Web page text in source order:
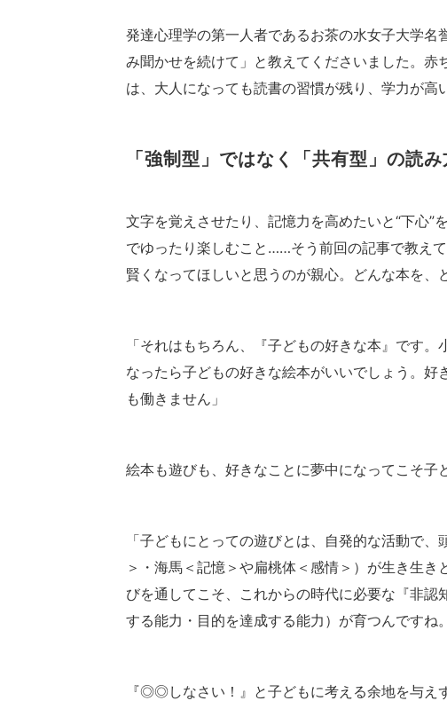
発達心理学の第一人者であるお茶の水女子大学
み聞かせを続けて」と教えてくださいました。
は、大人になっても読書の習慣が残り、学力が高
「強制型」ではなく「共有型」の読
文字を覚えさせたり、記憶力を高めたいと“下心”
でゆったり楽しむこと……そう前回の記事で教え
賢くなってほしいと思うのが親心。どんな本を、
「それはもちろん、『子どもの好きな本』です
なったら子どもの好きな絵本がいいでしょう。
も働きません」
絵本も遊びも、好きなことに夢中になってこそ子
「子どもにとっての遊びとは、自発的な活動で
＞・海馬＜記憶＞や扁桃体＜感情＞）が生き生
びを通してこそ、これからの時代に必要な『非
する能力・目的を達成する能力）が育つんですね。
『◎◎しなさい！』と子どもに考える余地を与え